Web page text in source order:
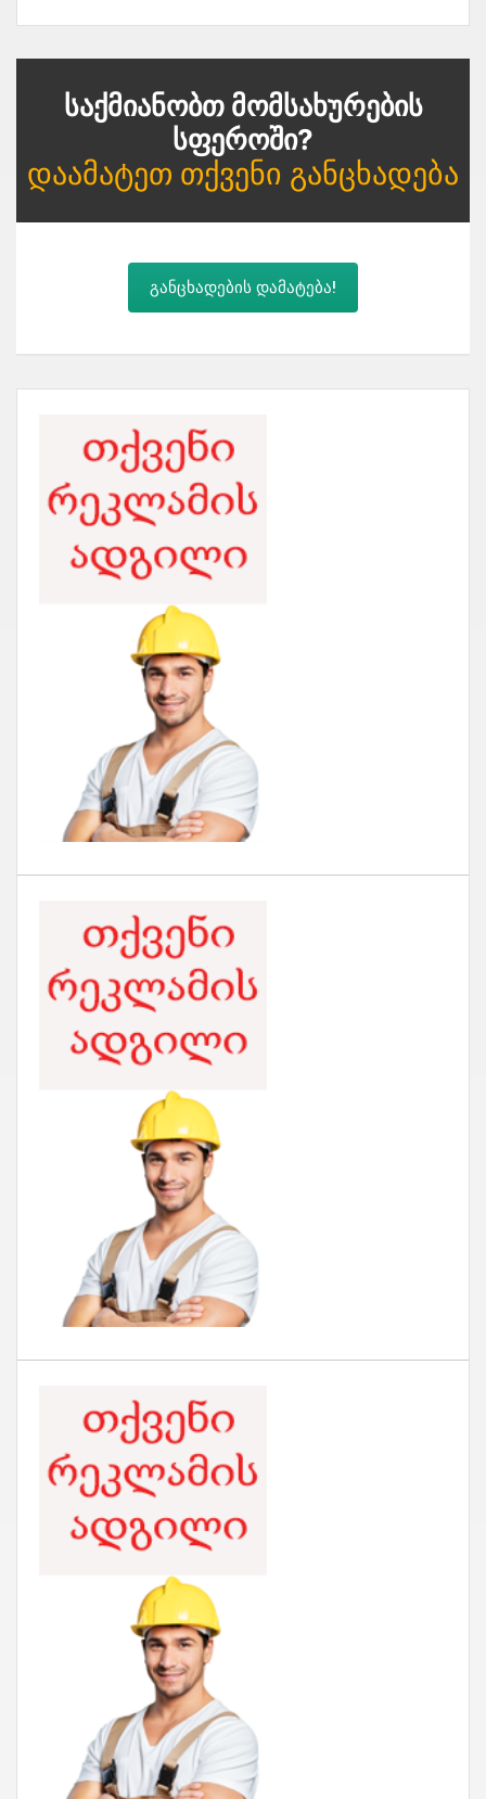
Საქმიანობთ Მომსახურების
Სფეროში?
Დაამატეთ Თქვენი Განცხადება
განცხადების დამატება!